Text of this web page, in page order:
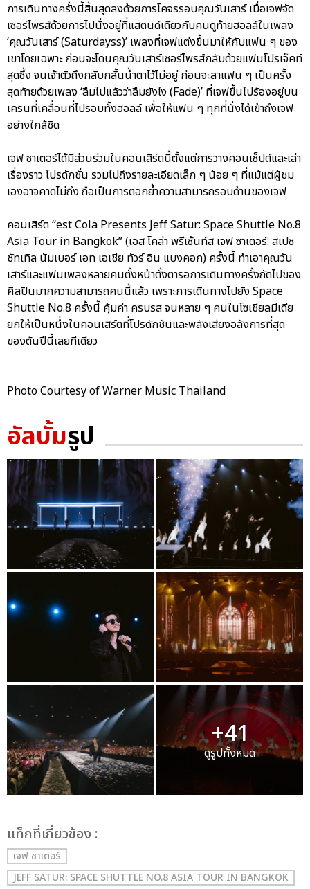
การเดินทางครั้งนี้สิ้นสุดลงด้วยการโคจรรอบคุณวันเสาร์ เมื่อเจฟจัด
เซอร์ไพรส์ด้วยการไปนั่งอยู่ที่แสตนด์เดียวกับคนดูท้ายฮอลล์ในเพลง
‘คุณวันเสาร์ (Saturdayss)’ เพลงที่เจฟแต่งขึ้นมาให้กับแฟน ๆ ของ
เขาโดยเฉพาะ ก่อนจะโดนคุณวันเสาร์เซอร์ไพรส์กลับด้วยแฟนโปรเจ็คท์
สุดซึ้ง จนเจ้าตัวถึงกลับกลั้นน้ำตาไว้ไม่อยู่ ก่อนจะลาแฟน ๆ เป็นครั้ง
สุดท้ายด้วยเพลง ‘ลืมไปแล้วว่าลืมยังไง (Fade)’ ที่เจฟขึ้นไปร้องอยู่บน
เครนที่เคลื่อนที่ไปรอบทั้งฮอลล์ เพื่อให้แฟน ๆ ทุกที่นั่งได้เข้าถึงเจฟ
อย่างใกล้ชิด
เจฟ ซาเตอร์ได้มีส่วนร่วมในคอนเสิร์ตนี้ตั้งแต่การวางคอนเซ็ปต์และเล่า
เรื่องราว โปรดักชั่น รวมไปถึงรายละเอียดเล็ก ๆ น้อย ๆ ที่แม้แต่ผู้ชม
เองอาจคาดไม่ถึง ถือเป็นการตอกย้ำความสามารถรอบด้านของเจฟ
คอนเสิร์ต “est Cola Presents Jeff Satur: Space Shuttle No.8
Asia Tour in Bangkok” (เอส โคล่า พรีเซ้นท์ส เจฟ ซาเตอร์: สเปซ
ชัทเทิล นัมเบอร์ เอท เอเชีย ทัวร์ อิน แบงคอก) ครั้งนี้ ทำเอาคุณวัน
เสาร์และแฟนเพลงหลายคนตั้งหน้าตั้งตารอการเดินทางครั้งถัดไปของ
ศิลปินมากความสามารถคนนี้แล้ว เพราะการเดินทางไปยัง Space
Shuttle No.8 ครั้งนี้ คุ้มค่า ครบรส จนหลาย ๆ คนในโซเชียลมีเดีย
ยกให้เป็นหนึ่งในคอนเสิร์ตที่โปรดักชันและพลังเสียงอลังการที่สุด
ของต้นปีนี้เลยทีเดียว
Photo Courtesy of Warner Music Thailand
อัลบั้มรูป
+41
ดูรูปทั้งหมด
เเท็กที่เกี่ยวข้อง :
เจฟ ซาเตอร์
JEFF SATUR: SPACE SHUTTLE NO.8 ASIA TOUR IN BANGKOK